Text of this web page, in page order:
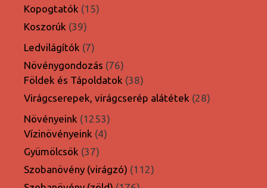
Kopogtatók 1515
Koszorúk 3939
termék
Ledvilágítók 77
termék
Növénygondozás 7676
termék
Földek és Tápoldatok 3838
termék
Virágcserepek, virágcserép alátétek 2828
Növényeink 12531253
termék
Vízinövényeink 44
Gyümölcsök 3737
termék
Szobanövény (virágzó) 112112